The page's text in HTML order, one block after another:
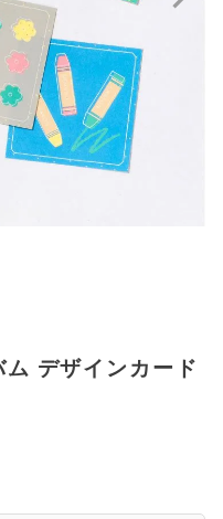
デザインカード